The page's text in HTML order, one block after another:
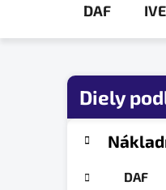
DAF
B
kategórie
DAF